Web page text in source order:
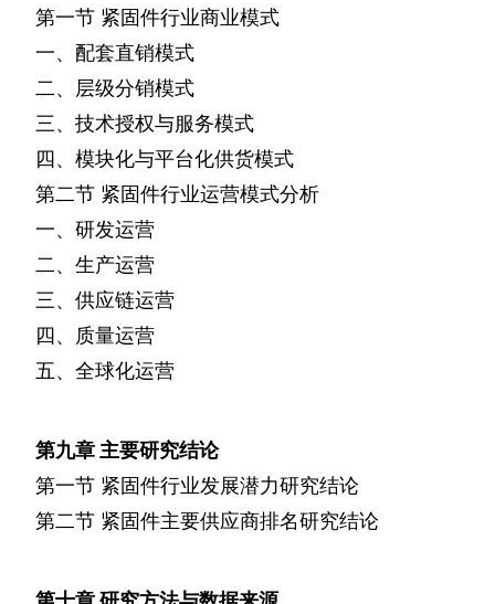
第一节 紧固件行业商业模式
一、配套直销模式
二、层级分销模式
三、技术授权与服务模式
四、模块化与平台化供货模式
第二节 紧固件行业运营模式分析
一、研发运营
二、生产运营
三、供应链运营
四、质量运营
五、全球化运营
第九章 主要研究结论
第一节 紧固件行业发展潜力研究结论
第二节 紧固件主要供应商排名研究结论